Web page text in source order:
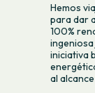
Hemos
para dar
100%
iniciativa
al